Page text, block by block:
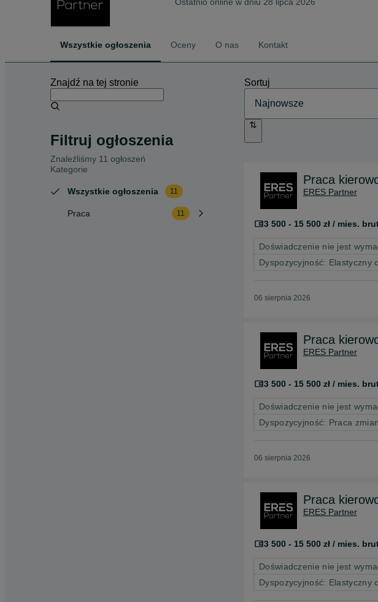
Wszystkie ogłoszenia Oceny O nas Kontakt
Znajdź na tej stronie
Filtruj ogłoszenia
Znaleźliśmy 11 ogłoszeń
Kategorie
Wszystkie ogłoszenia 11
Praca 11
Sortuj
Praca
ERES Partner
3 500 - 15 500 zł / mies.
Doświadczenie nie jest
Dyspozycyjność: Elastyczny
06 sierpnia 2026
Praca
ERES Partner
3 500 - 15 500 zł / mies.
Doświadczenie nie jest
Dyspozycyjność: Praca
06 sierpnia 2026
Praca
ERES Partner
3 500 - 15 500 zł / mies.
Doświadczenie nie jest
Dyspozycyjność: Elastyczny